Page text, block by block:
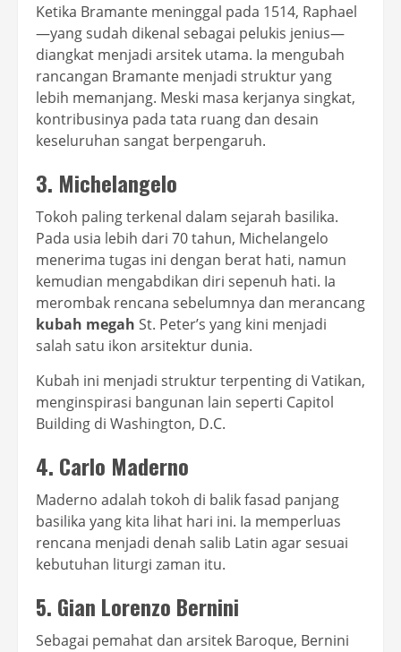
Ketika Bramante meninggal pada 1514, Raphael
—yang sudah dikenal sebagai pelukis jenius—
diangkat menjadi arsitek utama. Ia mengubah
rancangan Bramante menjadi struktur yang
lebih memanjang. Meski masa kerjanya singkat,
kontribusinya pada tata ruang dan desain
keseluruhan sangat berpengaruh.
3. Michelangelo
Tokoh paling terkenal dalam sejarah basilika.
Pada usia lebih dari 70 tahun, Michelangelo
menerima tugas ini dengan berat hati, namun
kemudian mengabdikan diri sepenuh hati. Ia
merombak rencana sebelumnya dan merancang
kubah megah St. Peter’s yang kini menjadi
salah satu ikon arsitektur dunia.
Kubah ini menjadi struktur terpenting di Vatikan,
menginspirasi bangunan lain seperti Capitol
Building di Washington, D.C.
4. Carlo Maderno
Maderno adalah tokoh di balik fasad panjang
basilika yang kita lihat hari ini. Ia memperluas
rencana menjadi denah salib Latin agar sesuai
kebutuhan liturgi zaman itu.
5. Gian Lorenzo Bernini
Sebagai pemahat dan arsitek Baroque, Bernini